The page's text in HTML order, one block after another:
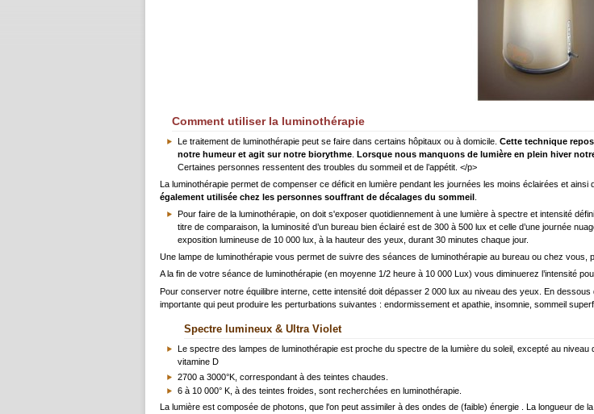
Comment utiliser la luminothérapie
Le traitement de luminothérapie peut se faire dans certains hôpitaux ou à domicile. Cette technique
notre humeur et agit sur notre biorythme. Lorsque nous manquons de lumière en plein hiver
Certaines personnes ressentent des troubles du sommeil et de l’appétit. </p>
La luminothérapie permet de compenser ce déficit en lumière pendant les journées les moins éclairées et
également utilisée chez les personnes souffrant de décalages du sommeil.
Pour faire de la luminothérapie, on doit s'exposer quotidiennement à une lumière à spectre et intensité
titre de comparaison, la luminosité d’un bureau bien éclairé est de 300 à 500 lux et celle d’une journée
exposition lumineuse de 10 000 lux, à la hauteur des yeux, durant 30 minutes chaque jour.
Une lampe de luminothérapie vous permet de suivre des séances de luminothérapie au bureau ou chez vous,
A la fin de votre séance de luminothérapie (en moyenne 1/2 heure à 10 000 Lux) vous diminuerez l’intensité
Pour conserver notre équilibre interne, cette intensité doit dépasser 2 000 lux au niveau des yeux. En
importante qui peut produire les perturbations suivantes : endormissement et apathie, insomnie, sommeil
Spectre lumineux & Ultra Violet
Le spectre des lampes de luminothérapie est proche du spectre de la lumière du soleil, excepté au
vitamine D
2700 a 3000°K, correspondant à des teintes chaudes.
6 à 10 000° K, à des teintes froides, sont recherchées en luminothérapie.
La lumière est composée de photons, que l'on peut assimiler à des ondes de (faible) énergie . La longueur